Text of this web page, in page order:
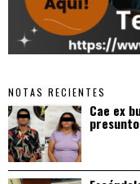
NOTAS RECIENTES
Cae ex